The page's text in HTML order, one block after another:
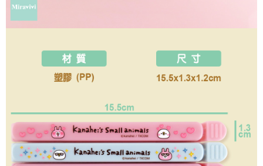
５．嚴禁一人註冊多個帳號或使用他人資訊註冊。若發現惡意使用之情形，